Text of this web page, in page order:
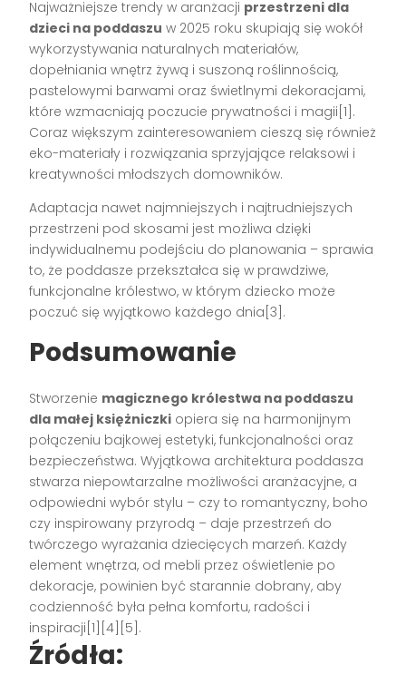
Najważniejsze trendy w aranżacji przestrzeni dla
dzieci na poddaszu w 2025 roku skupiają się wokół
wykorzystywania naturalnych materiałów,
dopełniania wnętrz żywą i suszoną roślinnością,
pastelowymi barwami oraz świetlnymi dekoracjami,
które wzmacniają poczucie prywatności i magii[1].
Coraz większym zainteresowaniem cieszą się również
eko-materiały i rozwiązania sprzyjające relaksowi i
kreatywności młodszych domowników.
Adaptacja nawet najmniejszych i najtrudniejszych
przestrzeni pod skosami jest możliwa dzięki
indywidualnemu podejściu do planowania – sprawia
to, że poddasze przekształca się w prawdziwe,
funkcjonalne królestwo, w którym dziecko może
poczuć się wyjątkowo każdego dnia[3].
Podsumowanie
Stworzenie magicznego królestwa na poddaszu
dla małej księżniczki opiera się na harmonijnym
połączeniu bajkowej estetyki, funkcjonalności oraz
bezpieczeństwa. Wyjątkowa architektura poddasza
stwarza niepowtarzalne możliwości aranżacyjne, a
odpowiedni wybór stylu – czy to romantyczny, boho
czy inspirowany przyrodą – daje przestrzeń do
twórczego wyrażania dziecięcych marzeń. Każdy
element wnętrza, od mebli przez oświetlenie po
dekoracje, powinien być starannie dobrany, aby
codzienność była pełna komfortu, radości i
inspiracji[1][4][5].
Źródła: